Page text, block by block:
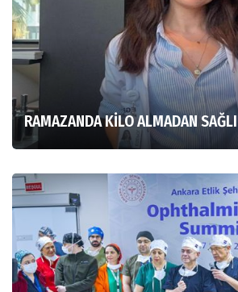
RAMAZANDA KİLO ALMADAN